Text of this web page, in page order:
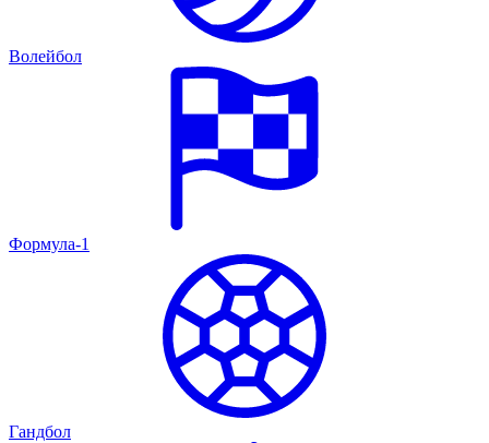
Волейбол
Формула-1
Гандбол